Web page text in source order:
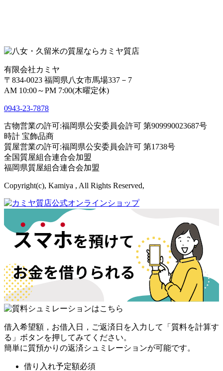
有限会社カミヤ
〒834-0023 福岡県八女市馬場337－7
AM 10:00～PM 7:00(木曜定休)
0943-23-7878
古物営業の許可:福岡県公安委員会許可 第909990023687号
時計 宝飾品商
質屋営業の許可:福岡県公安委員会許可 第1738号
全国質屋組合連合会加盟
福岡県質屋組合連合会加盟
Copyright(c), Kamiya , All Rights Reserved,
借入希望額，お借入日，ご返済日を入力して「質料を計算す
る」ボタンを押してみてください。
簡単に質預かりの返済シュミレーションが可能です。
借り入れ予定額必須